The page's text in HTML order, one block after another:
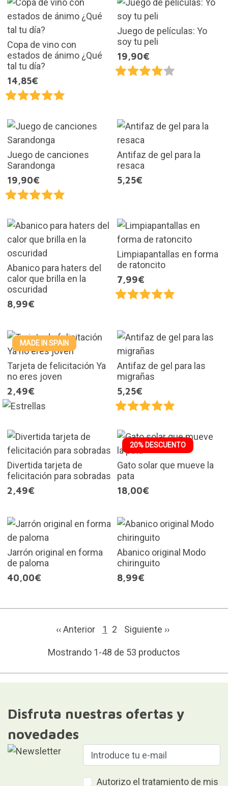
Copa de vino con
estados de ánimo ¿Qué
tal tu día?
14,85€
Juego de películas: Yo
soy tu peli
19,90€
Juego de canciones
Sarandonga
19,90€
Antifaz de gel para la
resaca
5,25€
Abanico para haters del
calor que brilla en la
oscuridad
8,99€
Limpiapantallas en forma
de ratoncito
7,99€
MADE IN SPAIN
Tarjeta de felicitación Ya
no eres joven
2,49€
Antifaz de gel para las
migrañas
5,25€
Divertida tarjeta de
felicitación para sobradas
2,49€
20% DESCUENTO
Gato solar que mueve la
pata
18,00€
Jarrón original en forma
de paloma
40,00€
Abanico original Modo
chiringuito
8,99€
‹‹ Anterior 1 2 Siguiente ››
Mostrando 1-48 de 53 productos
Disfruta nuestras ofertas y
novedades
Autorizo el tratamiento de mis